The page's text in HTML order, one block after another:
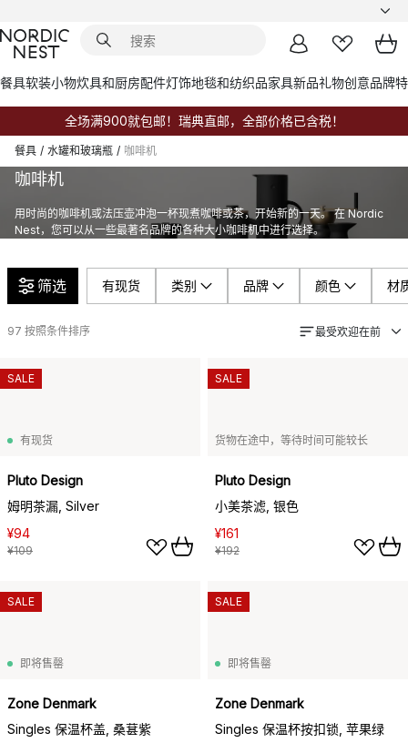
餐具软装小物炊具和厨房配件灯饰地毯和纺织品家具新品礼物创意品牌
全场满900就包邮！瑞典直邮，全部价格已含税！
餐具 / 水罐和玻璃瓶 / 咖啡机
咖啡机
用时尚的咖啡机或法压壶冲泡一杯现煮咖啡或茶，开始新的一天。 在 Nordic
Nest，您可以从一些最著名品牌的各种大小咖啡机中进行选择。
筛选 有现货 类别 品牌 颜色 材
97 按照条件排序 最受欢迎在前
有现货
Pluto Design
姆明茶漏, Silver
¥94
¥109
SALE
货物在途中，等待时间可能较长
Pluto Design
小美茶滤, 银色
¥161
¥192
SALE
即将售罄
Zone Denmark
Singles 保温杯盖, 桑葚紫
SALE
即将售罄
Zone Denmark
Singles 保温杯按扣锁, 苹果绿
SALE